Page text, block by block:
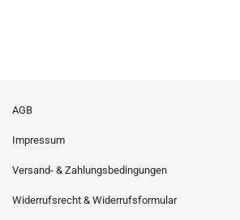
AGB
Impressum
Versand- & Zahlungsbedingungen
Widerrufsrecht & Widerrufsformular